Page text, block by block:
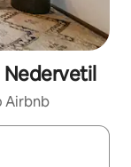
Airbnb
explore-os